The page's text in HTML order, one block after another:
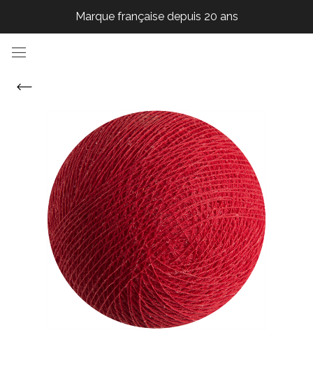
Marque française depuis 20 ans
Marque française depuis 20 ans